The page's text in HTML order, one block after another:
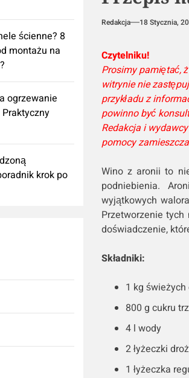
Redakcja 18 Stycznia,
Czytelniku!
Prosimy pamiętać,
witrynie nie
przykładu z
powinno być
Redakcja i
pomocy
Wino z aronii to
podniebienia.
wyjątkowych
Przetworzenie
doświadczenie,
Składniki:
1 kg
800 g cukru
4 l wody
2 łyżeczki
1 łyżeczka
ścienne? 8
montażu na
ogrzewanie
Praktyczny
krok po